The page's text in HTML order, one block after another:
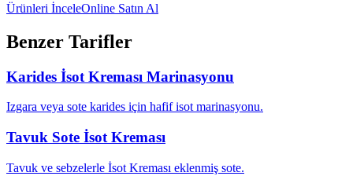
Ürünleri İnceleOnline Satın Al
Benzer Tarifler
Karides İsot Kreması Marinasyonu
Izgara veya sote karides için hafif isot marinasyonu.
Tavuk Sote İsot Kreması
Tavuk ve sebzelerle İsot Kreması eklenmiş sote.